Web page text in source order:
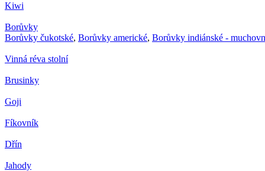
Kiwi
Borůvky
Borůvky čukotské, Borůvky americké, Borůvky indiánské -
Vinná réva stolní
Brusinky
Goji
Fíkovník
Dřín
Jahody